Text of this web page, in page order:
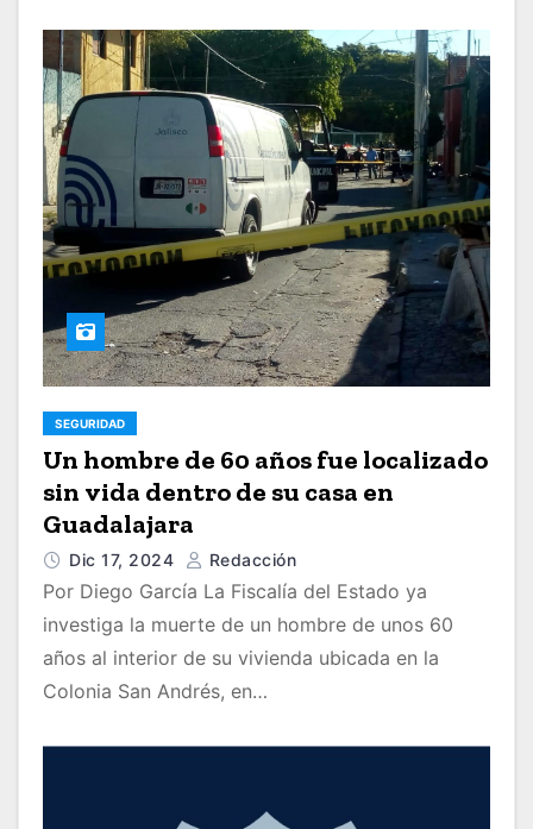
SEGURIDAD
Un hombre de 60 años fue localizado
sin vida dentro de su casa en
Guadalajara
Dic 17, 2024 Redacción
Por Diego García La Fiscalía del Estado ya
investiga la muerte de un hombre de unos 60
años al interior de su vivienda ubicada en la
Colonia San Andrés, en…